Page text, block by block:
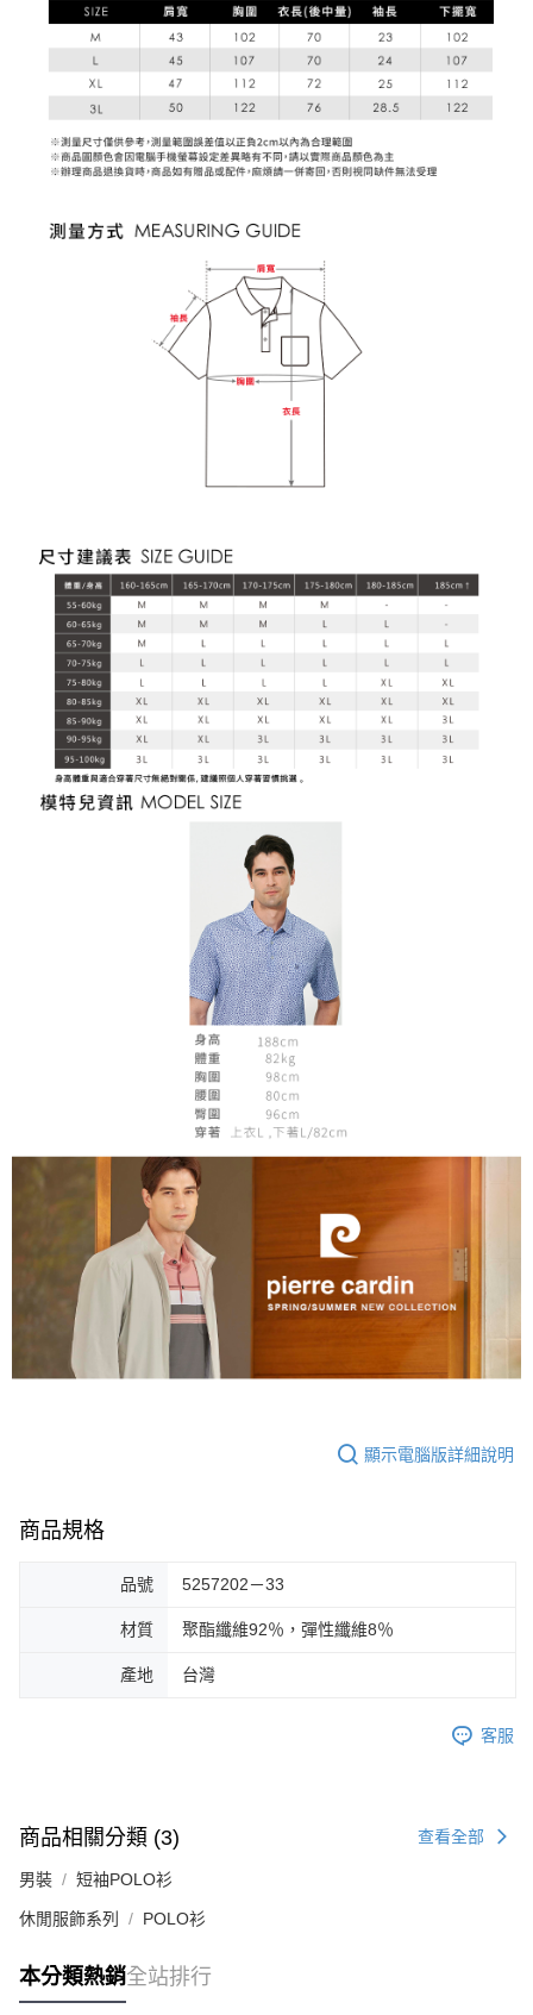
顯示電腦版詳細說明
商品規格
品號 5257202－33
材質 聚酯纖維92％，彈性纖維8％
產地 台灣
客服
商品相關分類 (3) 查看全部
男裝 短袖POLO衫
休閒服飾系列 POLO衫
本分類熱銷全站排行